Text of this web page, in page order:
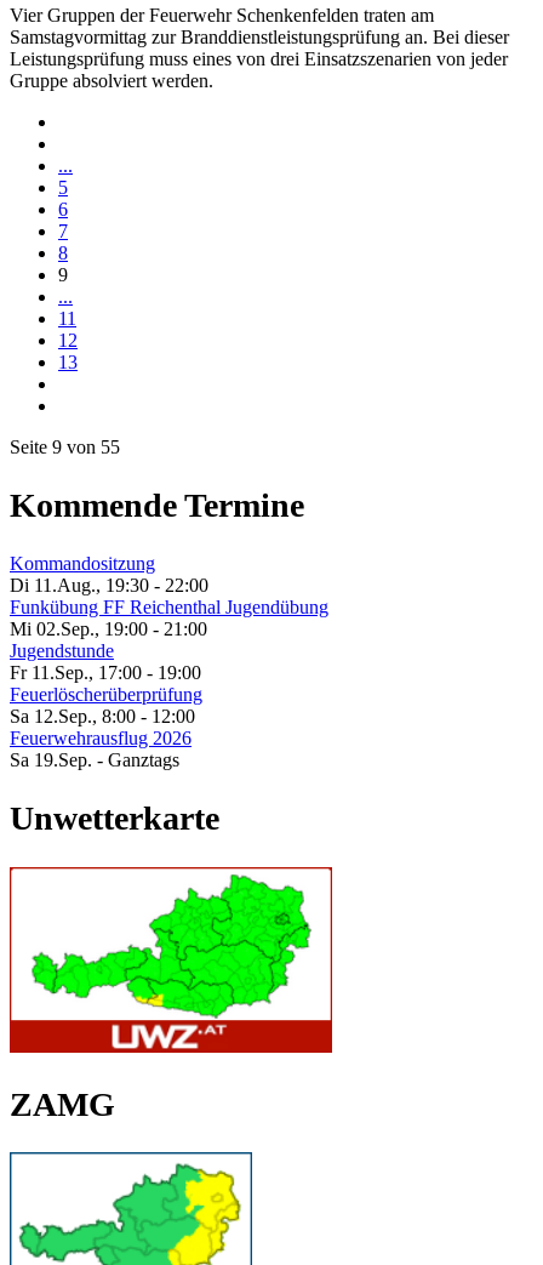
Vier Gruppen der Feuerwehr Schenkenfelden traten am
Samstagvormittag zur Branddienstleistungsprüfung an. Bei dieser
Leistungsprüfung muss eines von drei Einsatzszenarien von jeder
Gruppe absolviert werden.
...
5
6
7
8
9
...
11
12
13
Seite 9 von 55
Kommende Termine
Kommandositzung
Di 11.Aug., 19:30 - 22:00
Funkübung FF Reichenthal Jugendübung
Mi 02.Sep., 19:00 - 21:00
Jugendstunde
Fr 11.Sep., 17:00 - 19:00
Feuerlöscherüberprüfung
Sa 12.Sep., 8:00 - 12:00
Feuerwehrausflug 2026
Sa 19.Sep. - Ganztags
Unwetterkarte
ZAMG